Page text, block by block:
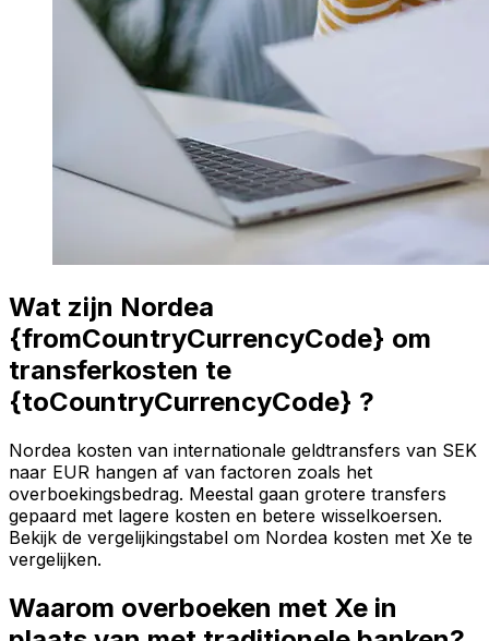
Wat zijn Nordea
{fromCountryCurrencyCode} om
transferkosten te
{toCountryCurrencyCode} ?
Nordea kosten van internationale geldtransfers van SEK
naar EUR hangen af van factoren zoals het
overboekingsbedrag. Meestal gaan grotere transfers
gepaard met lagere kosten en betere wisselkoersen.
Bekijk de vergelijkingstabel om Nordea kosten met Xe te
vergelijken.
Waarom overboeken met Xe in